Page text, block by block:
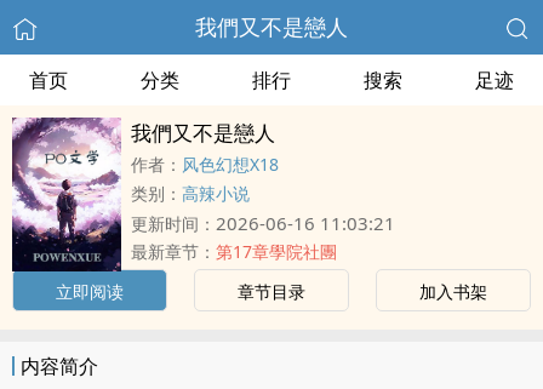
我們又不是戀人
首页 分类 排行 搜索 足迹
我們又不是戀人
作者： 风色幻想X18
类别： 高辣小说
更新时间： 2026-06-16 11:03:21
最新章节： 第17章學院社團
立即阅读
章节目录 加入书架
内容简介